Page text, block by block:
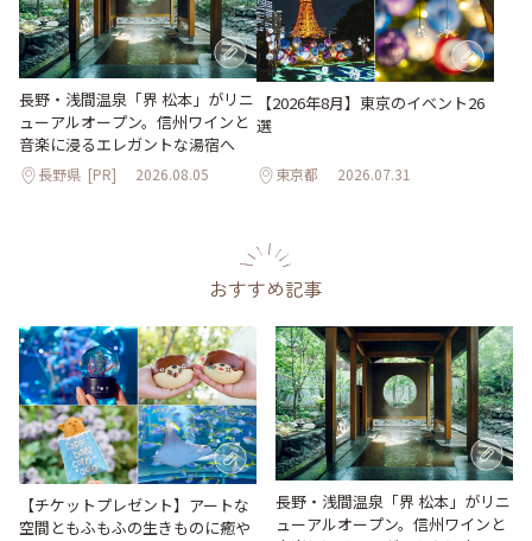
長野・浅間温泉「界 松本」がリニ
ューアルオープン。信州ワインと
音楽に浸るエレガントな湯宿へ
長野県 [PR] 2026.08.05
【2026年8月】東京のイベント26
選
東京都 2026.07.31
おすすめ記事
【チケットプレゼント】アートな
空間ともふもふの生きものに癒や
長野・浅間温泉「界 松本」がリニ
ューアルオープン。信州ワインと